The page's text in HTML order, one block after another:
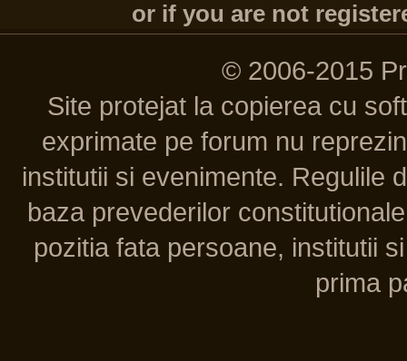
or if you are not
© 2006-2015
Site protejat la copierea cu
exprimate pe forum nu
institutii si evenimente. Regulile
baza prevederilor
pozitia fata persoane, institutii
prima